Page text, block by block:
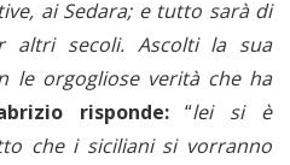
ai Sedara; e tutto sarà di
altri secoli. Ascolti la sua
le orgogliose verità che ha
risponde:“lei si è
che i siciliani si vorranno